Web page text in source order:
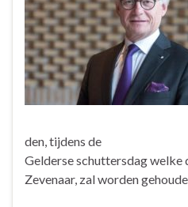
den, tijdens de
Gelderse schuttersdag welke
Zevenaar, zal worden